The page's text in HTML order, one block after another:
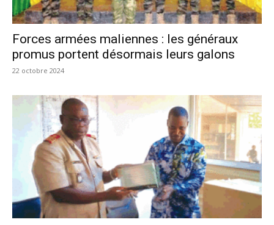
Forces armées maliennes : les généraux
promus portent désormais leurs galons
22 octobre 2024